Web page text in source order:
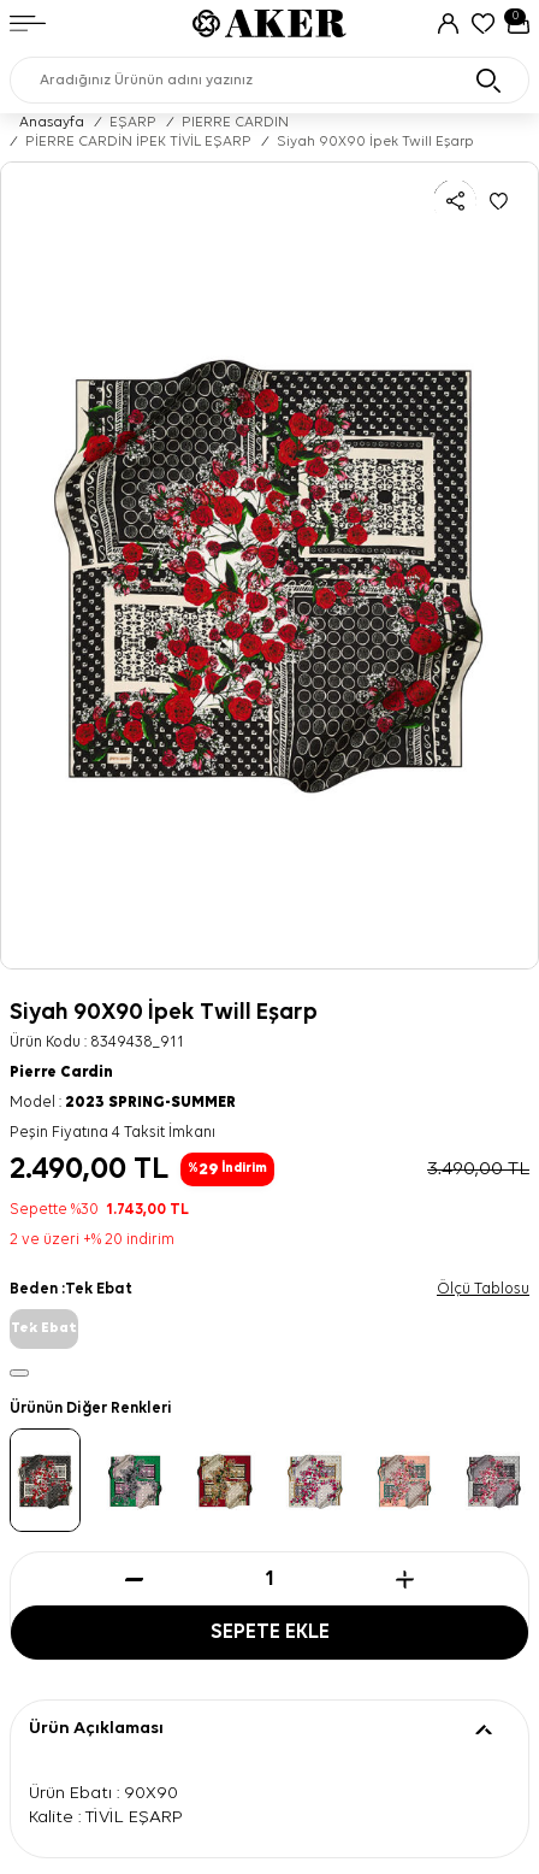
0
Anasayfa / EŞARP /
PIERRE CARDIN
/
PİERRE CARDİN İPEK TİVİL EŞARP / Siyah 90X90 İpek Twill Eşarp
Siyah 90X90 İpek Twill Eşarp
Ürün Kodu : 8349438_911
Pierre Cardin
Model : 2023 SPRING-SUMMER
Peşin Fiyatına 4 Taksit İmkanı
2.490,00 TL %29 İndirim 3.490,00TL
Sepette %30 1.743,00 TL
2 ve üzeri +% 20 indirim
Beden :Tek Ebat Ölçü Tablosu
Tek Ebat
Ürünün Diğer Renkleri
SEPETE EKLE
Ürün Açıklaması
Ürün Ebatı : 90X90
Kalite : TİVİL EŞARP